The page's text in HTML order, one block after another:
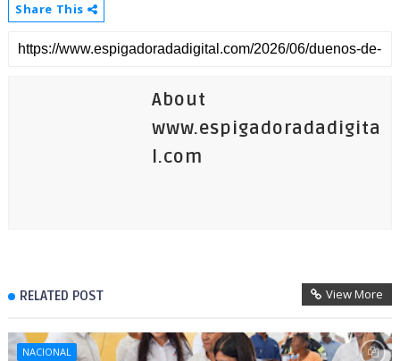
Share This
About
www.espigadoradadigita
l.com
RELATED POST View More
NACIONAL